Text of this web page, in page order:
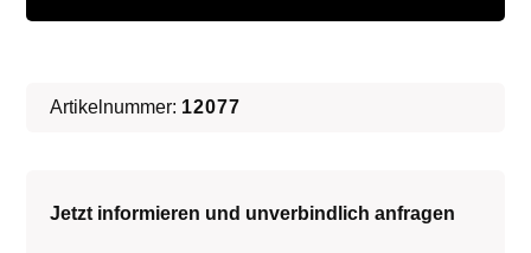
-
Lichtfiguren
Artikelnummer: 12077
Jetzt informieren und unverbindlich anfragen